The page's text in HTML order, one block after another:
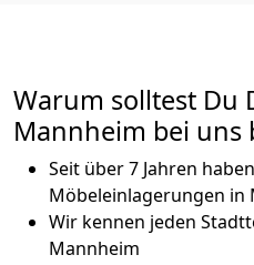
Warum solltest Du
Mannheim bei uns
Seit über 7 Jahren
Möbeleinlagerungen in
Wir kennen jeden
Mannheim